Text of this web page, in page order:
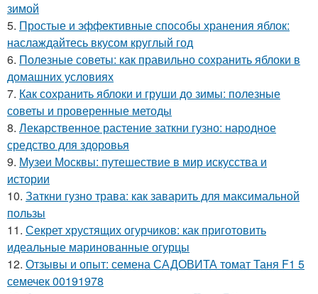
зимой
5. Простые и эффективные способы хранения яблок:
наслаждайтесь вкусом круглый год
6. Полезные советы: как правильно сохранить яблоки в
домашних условиях
7. Как сохранить яблоки и груши до зимы: полезные
советы и проверенные методы
8. Лекарственное растение заткни гузно: народное
средство для здоровья
9. Музеи Москвы: путешествие в мир искусства и
истории
10. Заткни гузно трава: как заварить для максимальной
пользы
11. Секрет хрустящих огурчиков: как приготовить
идеальные маринованные огурцы
12. Отзывы и опыт: семена САДОВИТА томат Таня F1 5
семечек 00191978